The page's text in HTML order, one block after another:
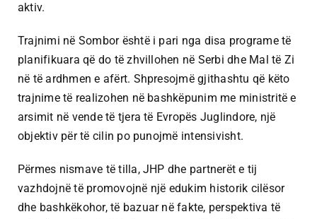
aktiv.
Trajnimi në Sombor është i pari nga disa programe të
planifikuara që do të zhvillohen në Serbi dhe Mal të Zi
në të ardhmen e afërt. Shpresojmë gjithashtu që këto
trajnime të realizohen në bashkëpunim me ministritë e
arsimit në vende të tjera të Evropës Juglindore, një
objektiv për të cilin po punojmë intensivisht.
Përmes nismave të tilla, JHP dhe partnerët e tij
vazhdojnë të promovojnë një edukim historik cilësor
dhe bashkëkohor, të bazuar në fakte, perspektiva të